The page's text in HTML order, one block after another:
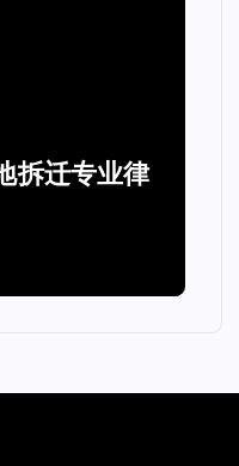
拆迁专业律